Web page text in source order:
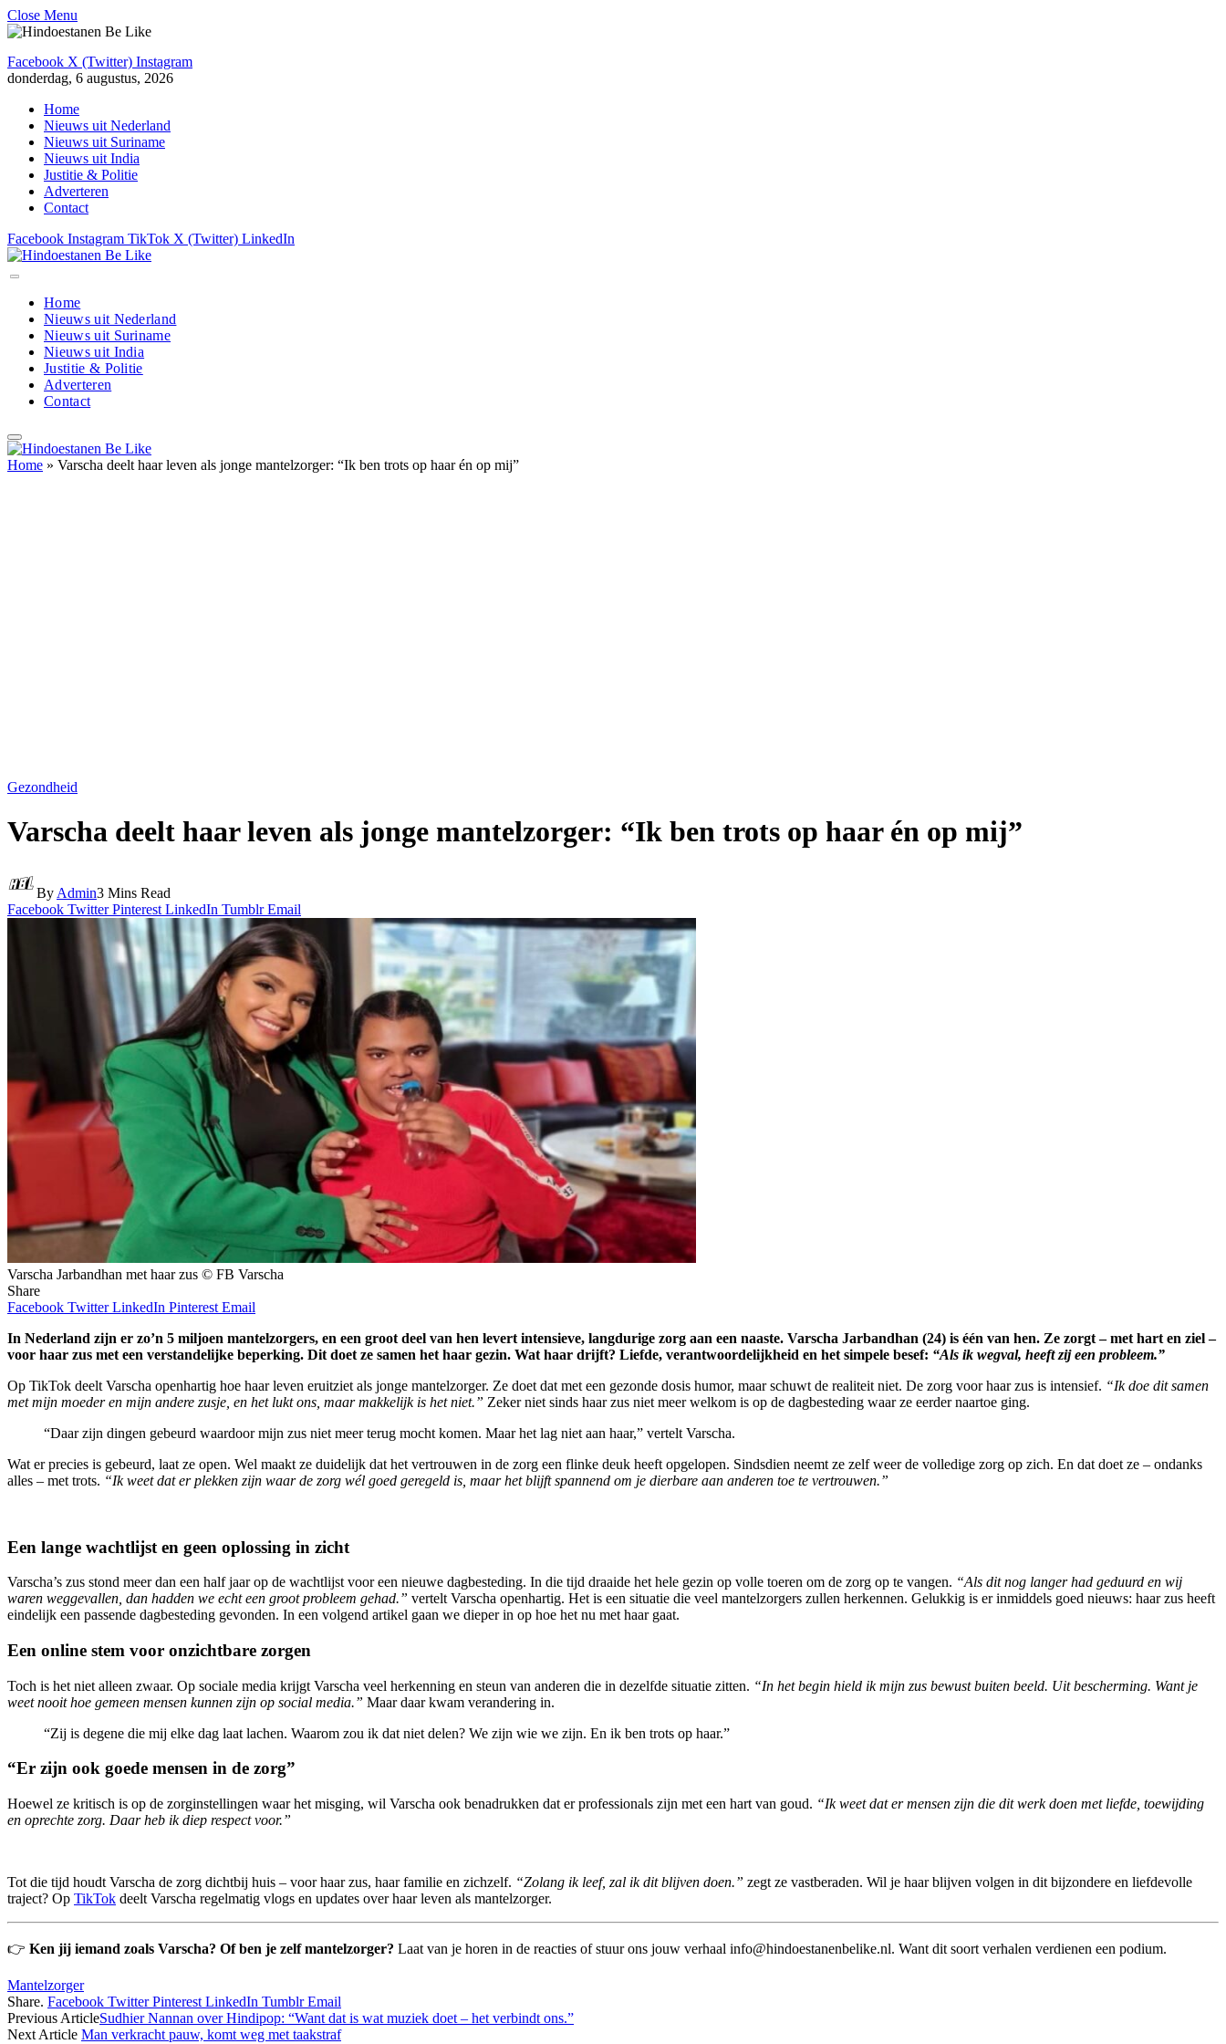
Close Menu
Facebook X (Twitter) Instagram
donderdag, 6 augustus, 2026
Home
Nieuws uit Nederland
Nieuws uit Suriname
Nieuws uit India
Justitie & Politie
Adverteren
Contact
Facebook Instagram TikTok X (Twitter) LinkedIn
Home
Nieuws uit Nederland
Nieuws uit Suriname
Nieuws uit India
Justitie & Politie
Adverteren
Contact
Home » Varscha deelt haar leven als jonge mantelzorger: “Ik ben trots op haar én op mij”
Gezondheid
Varscha deelt haar leven als jonge mantelzorger: “Ik ben trots op haar én op mij”
By Admin3 Mins Read
Facebook Twitter Pinterest LinkedIn Tumblr Email
Varscha Jarbandhan met haar zus © FB Varscha
Share
Facebook Twitter LinkedIn Pinterest Email
In Nederland zijn er zo’n 5 miljoen mantelzorgers, en een groot deel van hen levert intensieve, langdurige zorg aan een naaste. Varscha Jarbandhan (24) is één van hen. Ze zorgt – met hart en ziel –
voor haar zus met een verstandelijke beperking. Dit doet ze samen het haar gezin. Wat haar drijft? Liefde, verantwoordelijkheid en het simpele besef: “Als ik wegval, heeft zij een probleem.”
Op TikTok deelt Varscha openhartig hoe haar leven eruitziet als jonge mantelzorger. Ze doet dat met een gezonde dosis humor, maar schuwt de realiteit niet. De zorg voor haar zus is intensief. “Ik doe dit samen
met mijn moeder en mijn andere zusje, en het lukt ons, maar makkelijk is het niet.” Zeker niet sinds haar zus niet meer welkom is op de dagbesteding waar ze eerder naartoe ging.
“Daar zijn dingen gebeurd waardoor mijn zus niet meer terug mocht komen. Maar het lag niet aan haar,” vertelt Varscha.
Wat er precies is gebeurd, laat ze open. Wel maakt ze duidelijk dat het vertrouwen in de zorg een flinke deuk heeft opgelopen. Sindsdien neemt ze zelf weer de volledige zorg op zich. En dat doet ze – ondanks
alles – met trots. “Ik weet dat er plekken zijn waar de zorg wél goed geregeld is, maar het blijft spannend om je dierbare aan anderen toe te vertrouwen.”
Een lange wachtlijst en geen oplossing in zicht
Varscha’s zus stond meer dan een half jaar op de wachtlijst voor een nieuwe dagbesteding. In die tijd draaide het hele gezin op volle toeren om de zorg op te vangen. “Als dit nog langer had geduurd en wij
waren weggevallen, dan hadden we echt een groot probleem gehad.” vertelt Varscha openhartig. Het is een situatie die veel mantelzorgers zullen herkennen. Gelukkig is er inmiddels goed nieuws: haar zus heeft
eindelijk een passende dagbesteding gevonden. In een volgend artikel gaan we dieper in op hoe het nu met haar gaat.
Een online stem voor onzichtbare zorgen
Toch is het niet alleen zwaar. Op sociale media krijgt Varscha veel herkenning en steun van anderen die in dezelfde situatie zitten. “In het begin hield ik mijn zus bewust buiten beeld. Uit bescherming. Want je
weet nooit hoe gemeen mensen kunnen zijn op social media.” Maar daar kwam verandering in.
“Zij is degene die mij elke dag laat lachen. Waarom zou ik dat niet delen? We zijn wie we zijn. En ik ben trots op haar.”
“Er zijn ook goede mensen in de zorg”
Hoewel ze kritisch is op de zorginstellingen waar het misging, wil Varscha ook benadrukken dat er professionals zijn met een hart van goud. “Ik weet dat er mensen zijn die dit werk doen met liefde, toewijding
en oprechte zorg. Daar heb ik diep respect voor.”
Tot die tijd houdt Varscha de zorg dichtbij huis – voor haar zus, haar familie en zichzelf. “Zolang ik leef, zal ik dit blijven doen.” zegt ze vastberaden. Wil je haar blijven volgen in dit bijzondere en liefdevolle
traject? Op TikTok deelt Varscha regelmatig vlogs en updates over haar leven als mantelzorger.
👉 Ken jij iemand zoals Varscha? Of ben je zelf mantelzorger? Laat van je horen in de reacties of stuur ons jouw verhaal info@hindoestanenbelike.nl. Want dit soort verhalen verdienen een podium.
Mantelzorger
Share. Facebook Twitter Pinterest LinkedIn Tumblr Email
Previous ArticleSudhier Nannan over Hindipop: “Want dat is wat muziek doet – het verbindt ons.”
Next Article Man verkracht pauw, komt weg met taakstraf